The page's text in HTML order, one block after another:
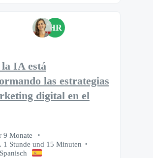
HR
IA está
las estrategias
digital en el
9 Monate
1 Stunde und 15 Minuten